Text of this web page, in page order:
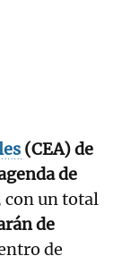
(CEA) de
de
con un total
de
de